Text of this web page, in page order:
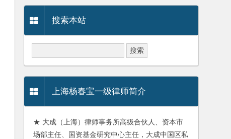
搜索本站
上海杨春宝一级律师简介
★ 大成（上海）律师事务所高级合伙人、资本市
场部主任、国资基金研究中心主任，大成中国区私